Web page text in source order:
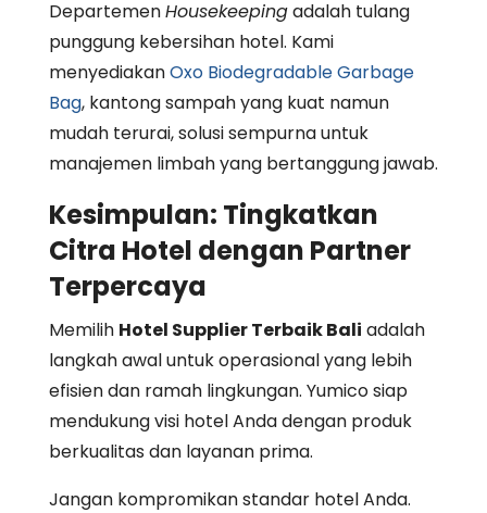
DepartemenHousekeepingadalah tulang
punggung kebersihan hotel. Kami
menyediakanOxo Biodegradable Garbage
Bag, kantong sampah yang kuat namun
mudah terurai, solusi sempurna untuk
manajemen limbah yang bertanggung jawab.
Kesimpulan: Tingkatkan
Citra Hotel dengan Partner
Terpercaya
Memilih Hotel Supplier Terbaik Bali adalah
langkah awal untuk operasional yang lebih
efisien dan ramah lingkungan. Yumico siap
mendukung visi hotel Anda dengan produk
berkualitas dan layanan prima.
Jangan kompromikan standar hotel Anda.